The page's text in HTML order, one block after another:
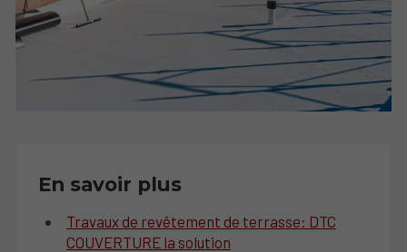
En savoir plus
Travaux de revêtement de terrasse: DTC
COUVERTURE la solution